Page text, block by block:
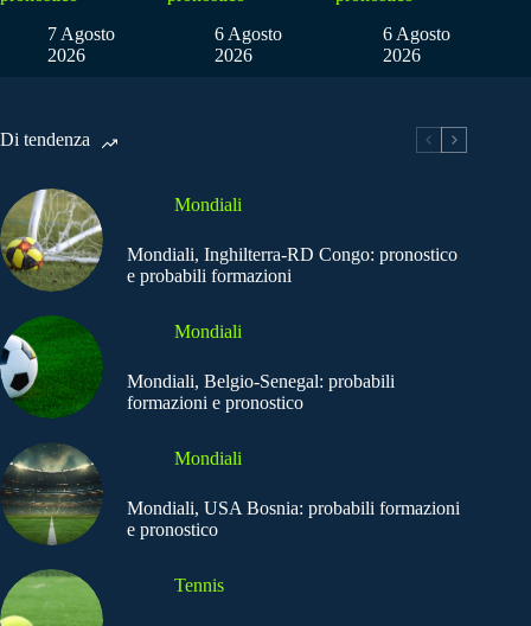
7 Agosto
2026
6 Agosto
2026
6 Agosto
2026
Di tendenza
Mondiali
Mondiali, Inghilterra-RD Congo: pronostico
e probabili formazioni
Mondiali
Mondiali, Belgio-Senegal: probabili
formazioni e pronostico
Mondiali
Mondiali, USA Bosnia: probabili formazioni
e pronostico
Tennis